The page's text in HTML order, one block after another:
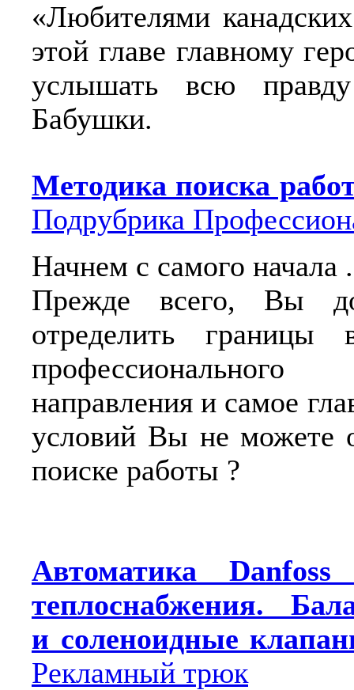
«Любителями
этой главе главному
услышать всю
Бабушки.
Методика поиска
Подрубрика
Начнем с самого начала .
Прежде всего, Вы
отределить границы
профессионального
направления и самое
условий Вы не можете
поиске работы ?
Автоматика
теплоснабжения.
и соленоидные
Рекламный трюк